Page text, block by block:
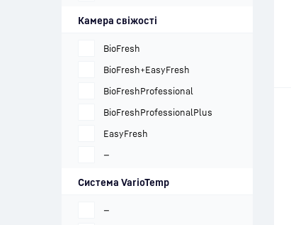
Камера свіжості
BioFresh
BioFresh+EasyFresh
BioFreshProfessional
BioFreshProfessionalPlus
EasyFresh
—
Система VarioTemp
—